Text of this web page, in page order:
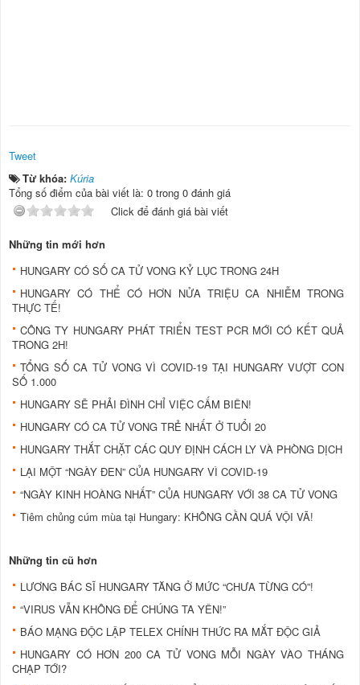
Tweet
Từ khóa: Kúria
Tổng số điểm của bài viết là: 0 trong 0 đánh giá
Click để đánh giá bài viết
Những tin mới hơn
HUNGARY CÓ SỐ CA TỬ VONG KỶ LỤC TRONG 24H
HUNGARY CÓ THỂ CÓ HƠN NỬA TRIỆU CA NHIỄM TRONG
THỰC TẾ!
CÔNG TY HUNGARY PHÁT TRIỂN TEST PCR MỚI CÓ KẾT QUẢ
TRONG 2H!
TỔNG SỐ CA TỬ VONG VÌ COVID-19 TẠI HUNGARY VƯỢT CON
SỐ 1.000
HUNGARY SẼ PHẢI ĐÌNH CHỈ VIỆC CẤM BIÊN!
HUNGARY CÓ CA TỬ VONG TRẺ NHẤT Ở TUỔI 20
HUNGARY THẮT CHẶT CÁC QUY ĐỊNH CÁCH LY VÀ PHÒNG DỊCH
LẠI MỘT “NGÀY ĐEN” CỦA HUNGARY VÌ COVID-19
“NGÀY KINH HOÀNG NHẤT” CỦA HUNGARY VỚI 38 CA TỬ VONG
Tiêm chủng cúm mùa tại Hungary: KHÔNG CẦN QUÁ VỘI VÃ!
Những tin cũ hơn
LƯƠNG BÁC SĨ HUNGARY TĂNG Ở MỨC “CHƯA TỪNG CÓ”!
“VIRUS VẪN KHÔNG ĐỂ CHÚNG TA YÊN!”
BÁO MẠNG ĐỘC LẬP TELEX CHÍNH THỨC RA MẮT ĐỘC GIẢ
HUNGARY CÓ HƠN 200 CA TỬ VONG MỖI NGÀY VÀO THÁNG
CHẠP TỚI?